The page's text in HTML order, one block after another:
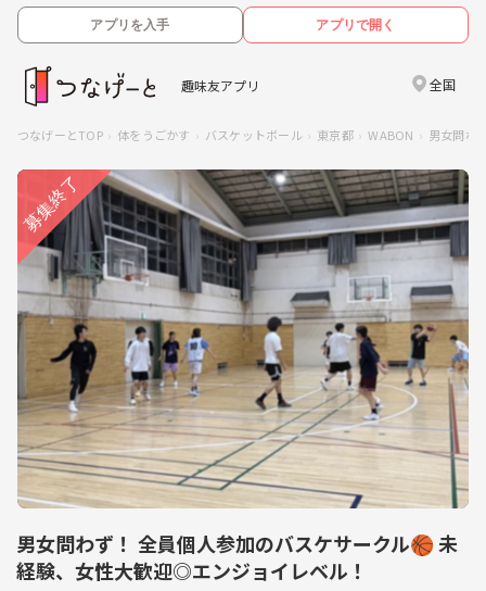
アプリを入手 アプリで開く
趣味友アプリ 全国
つなげーとTOP 体をうごかす バスケットボール 東京都 WABON 男女問わ
男女問わず！ 全員個人参加のバスケサークル🏀 未
経験、女性大歓迎◎エンジョイレベル！